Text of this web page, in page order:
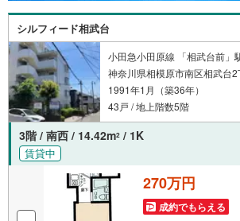
シルフィード相武台
小田急小田原線 「相武台前」
神奈川県相模原市南区相武台2
1991年1月（築36年）
43戸 / 地上階数5階
3階 / 南西 / 14.42m2 / 1K
賃貸中
270万円
成約でもらえる